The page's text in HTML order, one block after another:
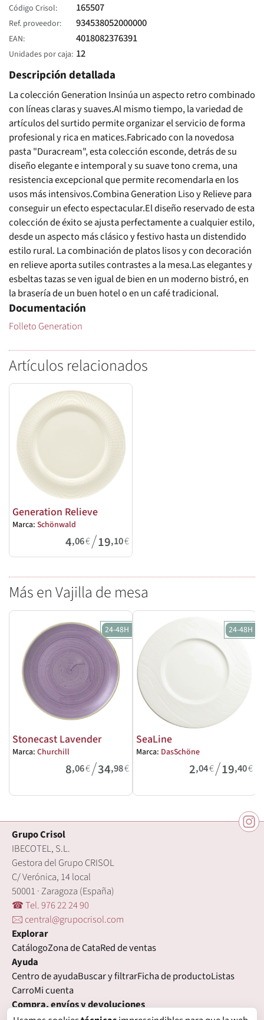
Código Crisol 165507
Ref. proveedor 934538052000000
EAN 4018082376391
Unidades por caja 12
Descripción detallada
La colección Generation Insinúa un aspecto retro combinado
con líneas claras y suaves.Al mismo tiempo, la variedad de
artículos del surtido permite organizar el servicio de forma
profesional y rica en matices.Fabricado con la novedosa
pasta "Duracream", esta colección esconde, detrás de su
diseño elegante e intemporal y su suave tono crema, una
resistencia excepcional que permite recomendarla en los
usos más intensivos.Combina Generation Liso y Relieve para
conseguir un efecto espectacular.El diseño reservado de esta
colección de éxito se ajusta perfectamente a cualquier estilo,
desde un aspecto más clásico y festivo hasta un distendido
estilo rural. La combinación de platos lisos y con decoración
en relieve aporta sutiles contrastes a la mesa.Las elegantes y
esbeltas tazas se ven igual de bien en un moderno bistró, en
la brasería de un buen hotel o en un café tradicional.
Documentación
Folleto Generation
Artículos relacionados
Generation Relieve
Marca: Schönwald
4,06€/19,10€
Más en Vajilla de mesa
24-48H
Stonecast Lavender
Marca: Churchill
8,06€/34,98€
24-48H
SeaLine
Marca: DasSchöne
2,04€/19,40€
Grupo Crisol
IBECOTEL, S.L.
Gestora del Grupo CRISOL
C/ Verónica, 14 local
50001 · Zaragoza (España)
☎ Tel. 976 22 24 90
🖂 central@grupocrisol.com
Explorar
CatálogoZona de CataRed de ventas
Ayuda
Centro de ayudaBuscar y filtrarFicha de productoListas
CarroMi cuenta
Compra, envíos y devoluciones